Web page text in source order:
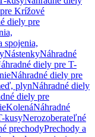
Krížové
diely pre
spojenia,
NástenkyNáhradné
diely pre T-
Náhradné diely pre
plynNáhradné diely
diely pre
KolenáNáhradné
kusyNerozoberateľné
prechodyPrechody a